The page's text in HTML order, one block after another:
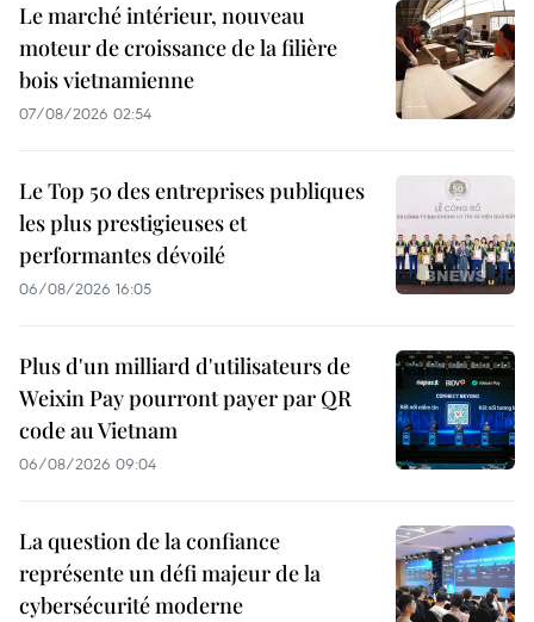
Le marché intérieur, nouveau
moteur de croissance de la filière
bois vietnamienne
07/08/2026 02:54
Le Top 50 des entreprises publiques
les plus prestigieuses et
performantes dévoilé
06/08/2026 16:05
Plus d'un milliard d'utilisateurs de
Weixin Pay pourront payer par QR
code au Vietnam
06/08/2026 09:04
La question de la confiance
représente un défi majeur de la
cybersécurité moderne